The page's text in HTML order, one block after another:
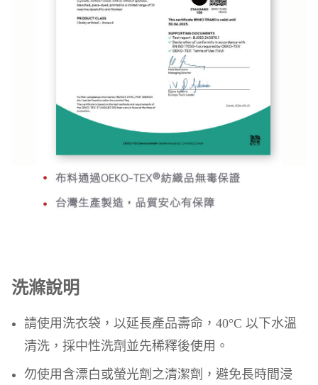
洗滌說明
請使用洗衣袋，以延長產品壽命，40°C 以下水溫
清洗，採中性洗劑並先稀釋後使用。
勿使用含漂白或螢光劑之清潔劑，避免長時間浸